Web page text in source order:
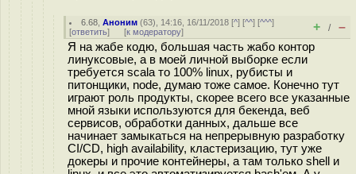
6.68 ,Аноним (63), 14:16, 16/11/2018 [^] [^^] [^^^]
[ответить] [к модератору] + / –
Я на жабе кодю, большая часть жабо контор
линуксовые, а в моей личной выборке если
требуется scala то 100% linux, рубисты и
питонщики, node, думаю тоже самое. Конечно тут
играют роль продукты, скорее всего все указанные
мной языки используются для бекенда, веб
сервисов, обработки данных, дальше все
начинает замыкаться на непрерывную разработку
CI/CD, high availability, кластеризацию, тут уже
докеры и прочие контейнеры, а там только shell и